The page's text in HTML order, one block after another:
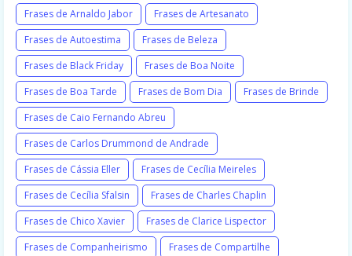
Frases de Arnaldo Jabor
Frases de Artesanato
Frases de Autoestima
Frases de Beleza
Frases de Black Friday
Frases de Boa Noite
Frases de Boa Tarde
Frases de Bom Dia
Frases de Brinde
Frases de Caio Fernando Abreu
Frases de Carlos Drummond de Andrade
Frases de Cássia Eller
Frases de Cecília Meireles
Frases de Cecília Sfalsin
Frases de Charles Chaplin
Frases de Chico Xavier
Frases de Clarice Lispector
Frases de Companheirismo
Frases de Compartilhe